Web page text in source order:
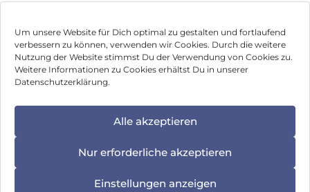
Um unsere Website für Dich optimal zu gestalten und fortlaufend
verbessern zu können, verwenden wir Cookies. Durch die weitere
Nutzung der Website stimmst Du der Verwendung von Cookies zu.
Weitere Informationen zu Cookies erhältst Du in unserer
Datenschutzerklärung.
Alle akzeptieren
Nur erforderliche akzeptieren
Einstellungen anzeigen
Impressum
Hinweis zur Batterieentsorgung